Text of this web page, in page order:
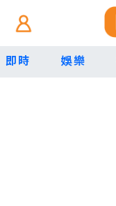
即時 娛樂